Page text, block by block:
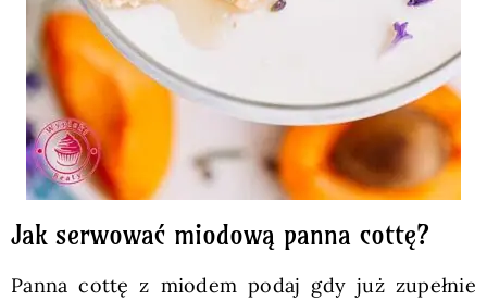
Jak serwować miodową panna cottę?
Panna cottę z miodem podaj gdy już zupełnie